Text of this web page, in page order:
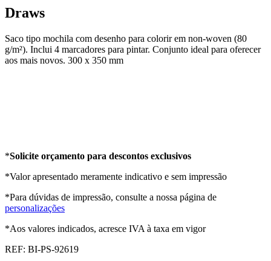
Draws
Saco tipo mochila com desenho para colorir em non-woven (80
g/m²). Inclui 4 marcadores para pintar. Conjunto ideal para oferecer
aos mais novos. 300 x 350 mm
*Solicite orçamento para descontos exclusivos
*Valor apresentado meramente indicativo e sem impressão
*Para dúvidas de impressão, consulte a nossa página de
personalizações
*Aos valores indicados, acresce IVA à taxa em vigor
REF: BI-PS-92619